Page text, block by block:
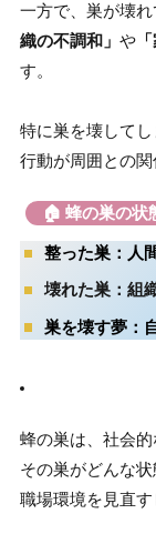
一方で、巣が壊れ
織の不調和」 や「
す。
特に巣を壊して
行動が周囲との関
🏠 蜂の巣の状
整った巣 ：人
壊れた巣 ：組
巣を壊す夢 ：
蜂の巣は、社会的
その巣がどんな
職場環境を見直す